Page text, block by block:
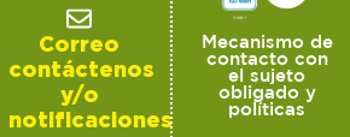
Correo
contáctenos
y/o
notificaciones
Mecanismo de
contacto con
el sujeto
obligado y
políticas